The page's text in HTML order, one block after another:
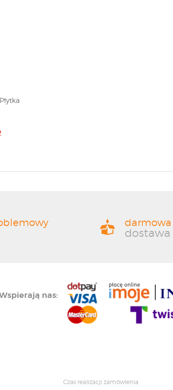
darmowa
dostawa
nas:
Czas realizacji zamówienia